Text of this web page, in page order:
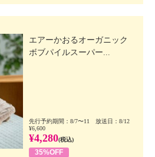
エアーかおるオーガニック
ボブパイルスーパー...
先行予約期間：8/7〜11 放送日：8/12
¥6,600
¥4,280(税込)
35%OFF